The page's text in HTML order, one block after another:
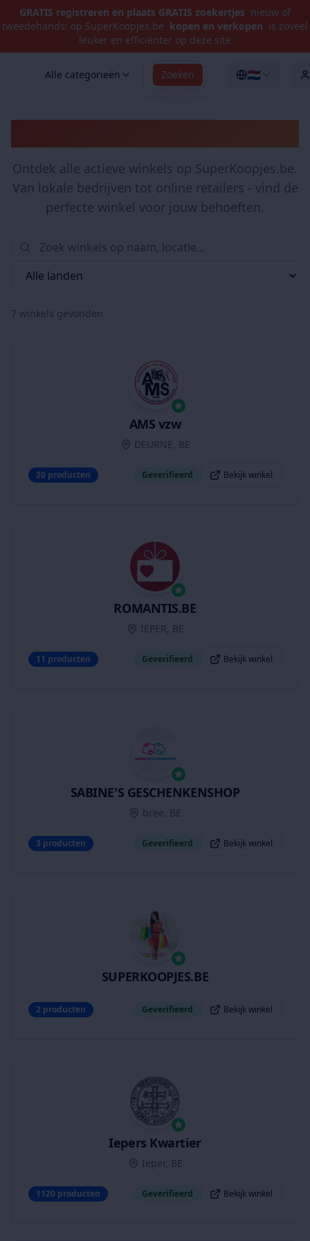
GRATIS registreren en plaats GRATIS zoekertjes nieuw of
tweedehands: op SuperKoopjes.be kopen en verkopen is zoveel
leuker en efficiënter op deze site
Alle categorieën Zoeken 🇳🇱
Ontdek alle actieve winkels op SuperKoopjes.be.
Van lokale bedrijven tot online retailers - vind de
perfecte winkel voor jouw behoeften.
7 winkels gevonden
AMS vzw
DEURNE, BE
20 producten Geverifieerd Bekijk winkel
ROMANTIS.BE
IEPER, BE
11 producten Geverifieerd Bekijk winkel
SABINE'S GESCHENKENSHOP
bree, BE
3 producten Geverifieerd Bekijk winkel
SUPERKOOPJES.BE
2 producten Geverifieerd Bekijk winkel
Iepers Kwartier
Ieper, BE
1120 producten Geverifieerd Bekijk winkel